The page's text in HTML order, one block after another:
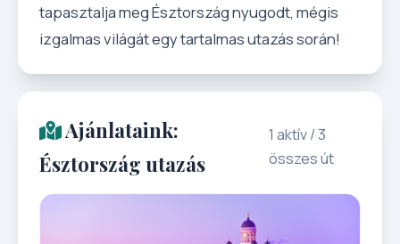
tapasztalja meg Észtország nyugodt, mégis
izgalmas világát egy tartalmas utazás során!
Ajánlataink:
Észtország utazás
1 aktív / 3
összes út